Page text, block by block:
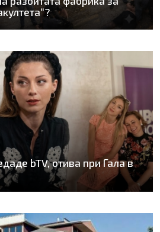
bTV, отива при Гала в